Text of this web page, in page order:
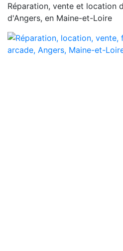
Réparation, vente et location
d'Angers, en Maine-et-Loire